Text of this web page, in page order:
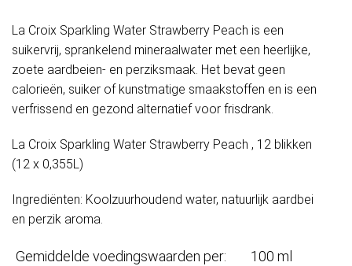
La Croix Sparkling Water Strawberry Peach is een
suikervrij, sprankelend mineraalwater met een heerlijke,
zoete aardbeien- en perziksmaak. Het bevat geen
calorieën, suiker of kunstmatige smaakstoffen en is een
verfrissend en gezond alternatief voor frisdrank.
La Croix Sparkling Water Strawberry Peach , 12 blikken
(12 x 0,355L)
Ingrediënten: Koolzuurhoudend water, natuurlijk aardbei
en perzik aroma.
Gemiddelde voedingswaarden per: 100 ml